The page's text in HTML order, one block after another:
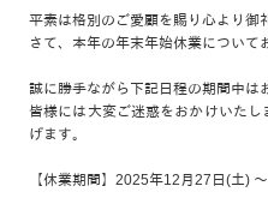
平素は格別のご愛顧を賜り心より御
さて、本年の年末年始休業について
誠に勝手ながら下記日程の期間中は
皆様には大変ご迷惑をおかけいた
げます。
【休業期間】2025年12月27日(土)